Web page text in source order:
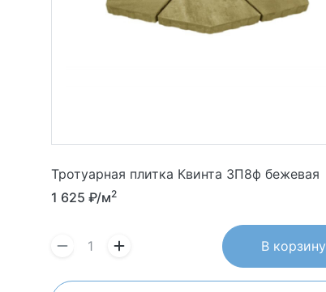
Тротуарная плитка Квинта 3П8ф бежевая
1 625 ₽/м2
В корзину